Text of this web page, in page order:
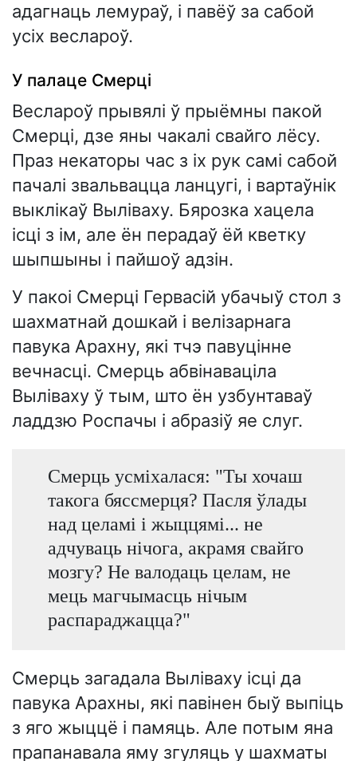
адагнаць лемураў, і павёў за сабой
усіх веслароў.
У палаце Смерці
Веслароў прывялі ў прыёмны пакой
Смерці, дзе яны чакалі свайго лёсу.
Праз некаторы час з іх рук самі сабой
пачалі звальвацца ланцугі, і вартаўнік
выклікаў Выліваху. Бярозка хацела
ісці з ім, але ён перадаў ёй кветку
шыпшыны і пайшоў адзін.
У пакоі Смерці Гервасій убачыў стол з
шахматнай дошкай і велізарнага
павука Арахну, які тчэ павуцінне
вечнасці. Смерць абвінаваціла
Выліваху ў тым, што ён узбунтаваў
ладдзю Роспачы і абразіў яе слуг.
Смерць усміхалася: "Ты хочаш
такога бяссмерця? Пасля ўлады
над целамі і жыццямі... не
адчуваць нічога, акрамя свайго
мозгу? Не валодаць целам, не
мець магчымасць нічым
распараджацца?"
Смерць загадала Выліваху ісці да
павука Арахны, які павінен быў выпіць
з яго жыццё і памяць. Але потым яна
прапанавала яму згуляць у шахматы